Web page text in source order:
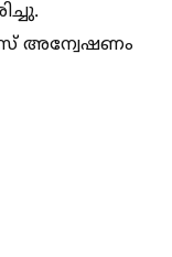
അന്വേഷണം